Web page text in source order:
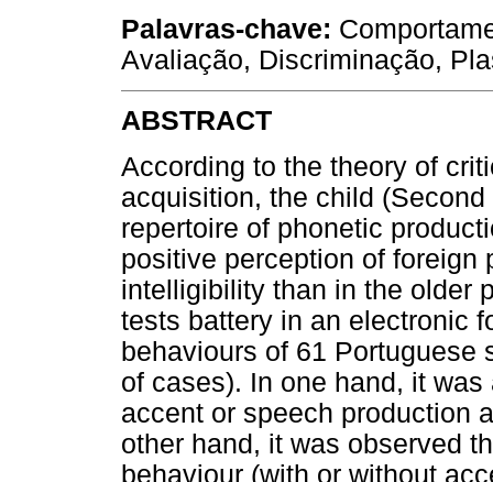
Palavras-chave:
Avaliação, Discriminação,
ABSTRACT
According to the theory of
acquisition, the child
repertoire of phonetic
positive perception of foreign
intelligibility than in the older
tests battery in an electronic
behaviours of 61 Portuguese
of cases). In one hand, it
accent or speech production
other hand, it was observed
behaviour (with or without